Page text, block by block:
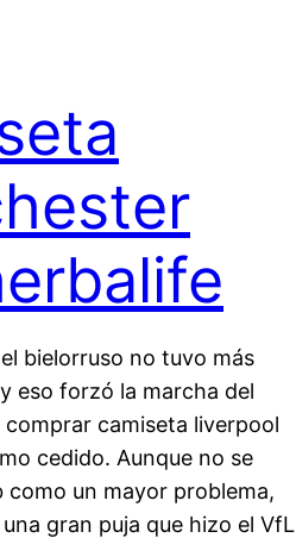
bielorruso no tuvo más
eso forzó la marcha del
camiseta liverpool
cedido. Aunque no se
como un mayor problema,
gran puja que hizo el VfL